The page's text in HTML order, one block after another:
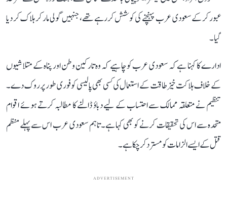
عبور کر کے سعودی عرب پہنچنے کی کوشش کر رہے تھے، جنہیں گولی مار کر ہلاک کر دیا
گیا۔
ادارے کا کہنا ہے کہ سعودی عرب کو چاہیے کہ وہ تارکین وطن اور پناہ کے متلاشیوں
کے خلاف ہلاکت خیز طاقت کے استعمال کی کسی بھی پالیسی کو فوری طور پر روک دے۔
تنظیم نے متعلقہ ممالک سے احتساب کے لیے دباؤ ڈالنے کا مطالبہ کرتے ہوئے اقوام
متحدہ سے اس کی تحقیقات کرنے کو بھی کہا ہے۔ تاہم سعودی عرب اس سے پہلے منظم
قتل کے ایسے الزامات کو مسترد کر چکا ہے۔
ADVERTISEMENT